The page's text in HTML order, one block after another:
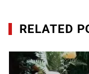
RELATED